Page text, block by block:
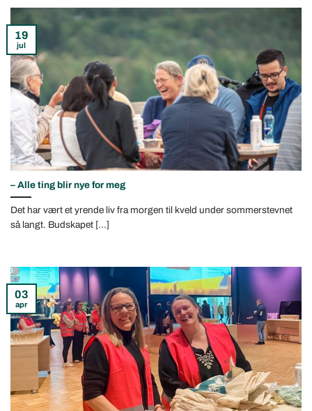
– Alle ting blir nye for meg
Det har vært et yrende liv fra morgen til kveld under sommerstevnet
så langt. Budskapet [...]
19
jul
03
apr